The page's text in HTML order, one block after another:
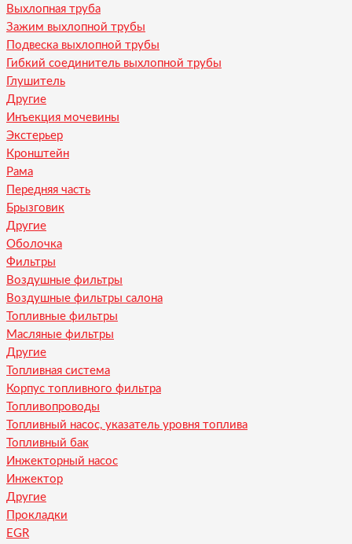
Выхлопная труба
Зажим выхлопной трубы
Подвеска выхлопной трубы
Гибкий соединитель выхлопной трубы
Глушитель
Другие
Инъекция мочевины
Экстерьер
Кронштейн
Рама
Передняя часть
Брызговик
Другие
Оболочка
Фильтры
Воздушные фильтры
Воздушные фильтры салона
Топливные фильтры
Масляные фильтры
Другие
Топливная система
Корпус топливного фильтра
Топливопроводы
Топливный насос, указатель уровня топлива
Топливный бак
Инжекторный насос
Инжектор
Другие
Прокладки
EGR